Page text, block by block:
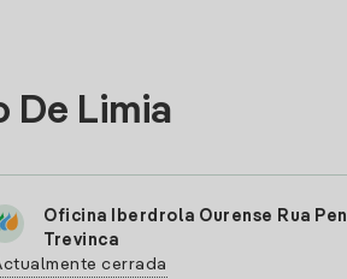
De Limia
Oficina Iberdrola Ourense Rua
Trevinca
cerrada